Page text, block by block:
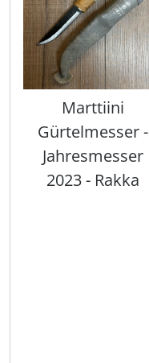
Marttiini
Gürtelmesser -
Jahresmesser
2023 - Rakka